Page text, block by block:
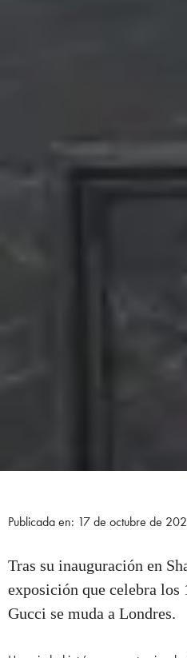
Publicada en: 17 de octubre de
Tras su inauguración en
exposición que celebra los
Gucci se muda a Londres.